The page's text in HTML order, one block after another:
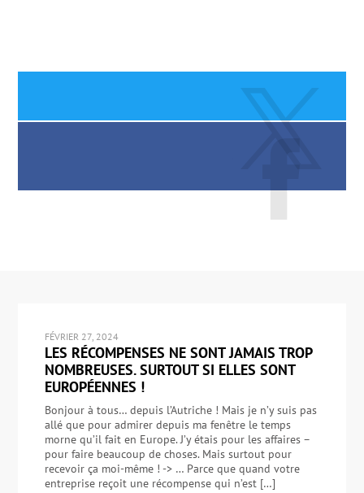
FÉVRIER 27, 2024
LES RÉCOMPENSES NE SONT JAMAIS TROP
NOMBREUSES. SURTOUT SI ELLES SONT
EUROPÉENNES !
Bonjour à tous… depuis l’Autriche ! Mais je n’y suis pas
allé que pour admirer depuis ma fenêtre le temps
morne qu’il fait en Europe. J’y étais pour les affaires –
pour faire beaucoup de choses. Mais surtout pour
recevoir ça moi-même ! -> … Parce que quand votre
entreprise reçoit une récompense qui n’est […]